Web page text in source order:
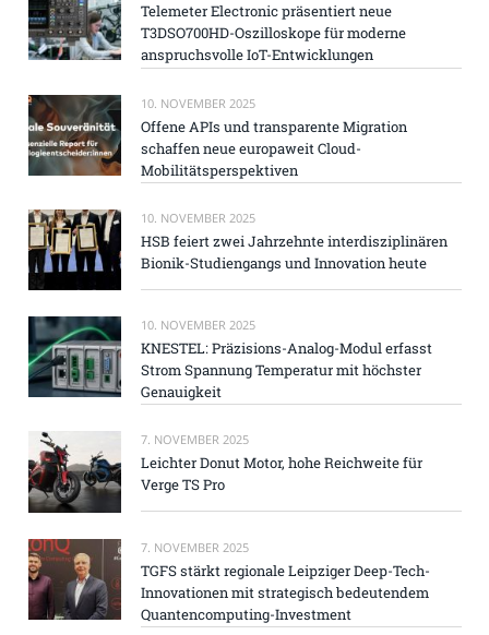
Telemeter Electronic präsentiert neue
T3DSO700HD-Oszilloskope für moderne
anspruchsvolle IoT-Entwicklungen
10. NOVEMBER 2025
Offene APIs und transparente Migration
schaffen neue europaweit Cloud-
Mobilitätsperspektiven
10. NOVEMBER 2025
HSB feiert zwei Jahrzehnte interdisziplinären
Bionik-Studiengangs und Innovation heute
10. NOVEMBER 2025
KNESTEL: Präzisions-Analog-Modul erfasst
Strom Spannung Temperatur mit höchster
Genauigkeit
7. NOVEMBER 2025
Leichter Donut Motor, hohe Reichweite für
Verge TS Pro
7. NOVEMBER 2025
TGFS stärkt regionale Leipziger Deep-Tech-
Innovationen mit strategisch bedeutendem
Quantencomputing-Investment